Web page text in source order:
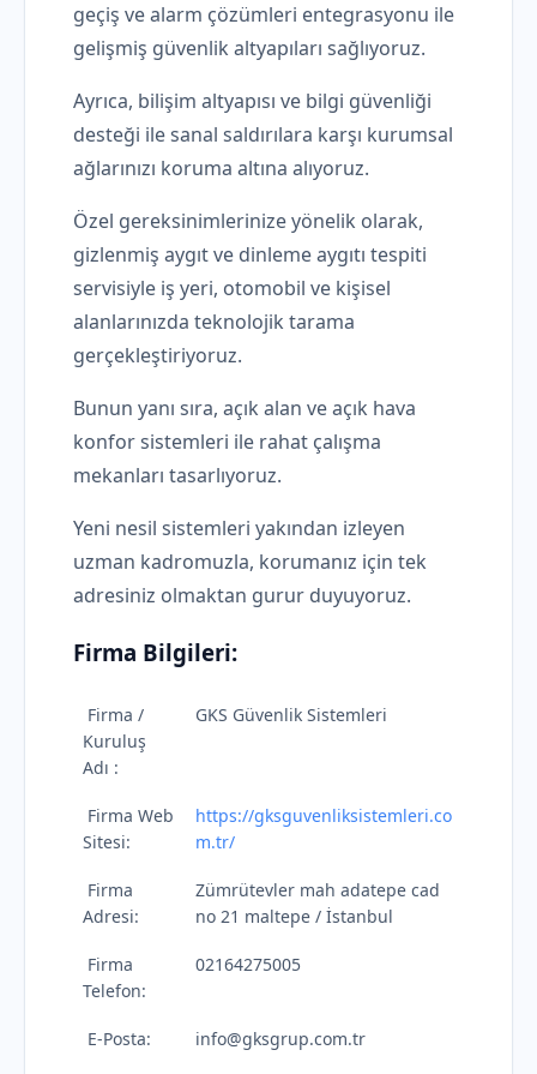
geçiş ve alarm çözümleri entegrasyonu ile
gelişmiş güvenlik altyapıları sağlıyoruz.
Ayrıca, bilişim altyapısı ve bilgi güvenliği
desteği ile sanal saldırılara karşı kurumsal
ağlarınızı koruma altına alıyoruz.
Özel gereksinimlerinize yönelik olarak,
gizlenmiş aygıt ve dinleme aygıtı tespiti
servisiyle iş yeri, otomobil ve kişisel
alanlarınızda teknolojik tarama
gerçekleştiriyoruz.
Bunun yanı sıra, açık alan ve açık hava
konfor sistemleri ile rahat çalışma
mekanları tasarlıyoruz.
Yeni nesil sistemleri yakından izleyen
uzman kadromuzla, korumanız için tek
adresiniz olmaktan gurur duyuyoruz.
Firma Bilgileri:
Firma /
Kuruluş
Adı :
GKS Güvenlik Sistemleri
Firma Web
Sitesi:
https://gksguvenliksistemleri.co
m.tr/
Firma
Adresi:
Zümrütevler mah adatepe cad
no 21 maltepe / İstanbul
Firma
Telefon:
02164275005
E-Posta: info@gksgrup.com.tr